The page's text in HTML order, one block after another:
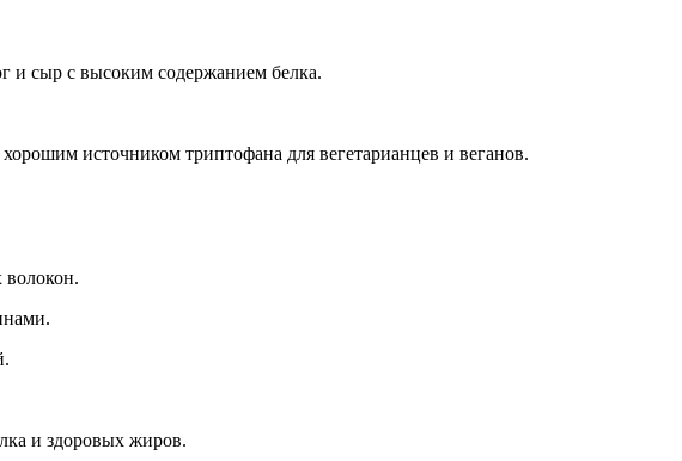
и сыр с высоким содержанием белка.
источником триптофана для вегетарианцев и веганов.
и здоровых жиров.